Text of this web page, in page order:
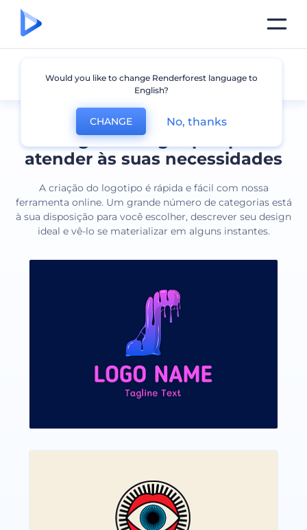
Designs de logotipos para
atender às suas necessidades
A criação do logotipo é rápida e fácil com nossa
ferramenta online. Um grande número de categorias está
à sua disposição para você escolher, descrever seu design
ideal e vê-lo se materializar em alguns instantes.
Todos os logotipos
Would you like to change Renderforest language to
English?
CHANGE No, thanks